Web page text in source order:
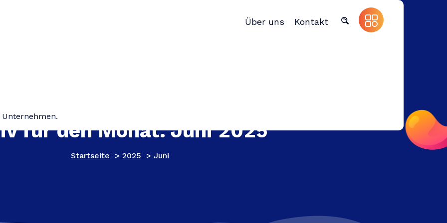
Über uns Kontakt
für den Monat: Juni 2025
Startseite > 2025 > Juni